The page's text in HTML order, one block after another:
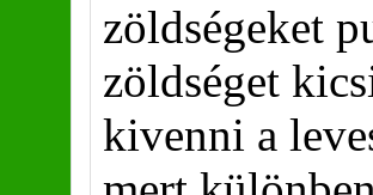
zöldségeket
zöldséget
kivenni a